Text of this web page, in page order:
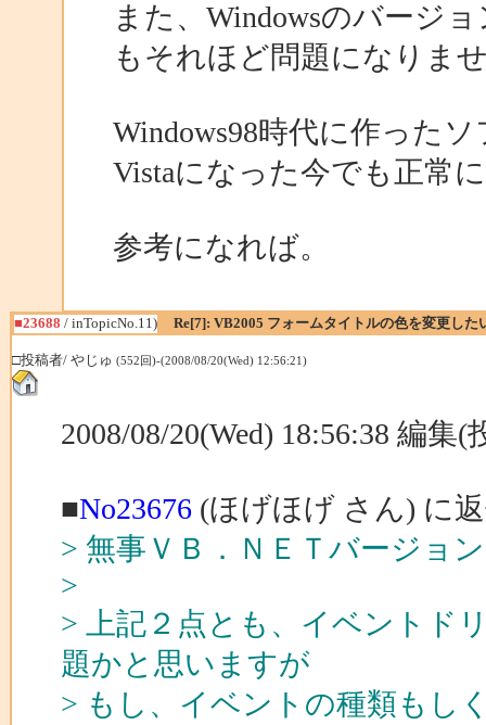
また、Windowsのバージ
もそれほど問題になりま
Windows98時代に作った
Vistaになった今でも正常
参考になれば。
■23688 / inTopicNo.11) Re[7]: VB2005 フォームタイトルの色を変更した
□投稿者/ やじゅ (552回)-(2008/08/20(Wed) 12:56:21)
2008/08/20(Wed) 18:56:38 編集(
■No23676(ほげほげ さん) に
> 無事ＶＢ．ＮＥＴバージョ
>
> 上記２点とも、イベントド
題かと思いますが
> もし、イベントの種類もし